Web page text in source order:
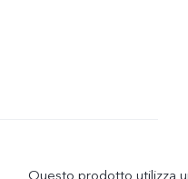
Questo prodotto utilizza